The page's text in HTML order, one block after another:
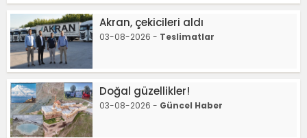
Akran, çekicileri aldı
03-08-2026 - Teslimatlar
Doğal güzellikler!
03-08-2026 - Güncel Haber